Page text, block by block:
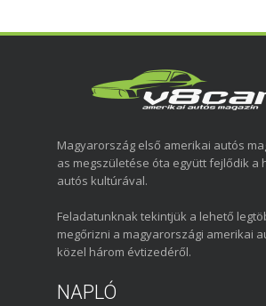
Magyarország első amerikai autós
as megszületése óta együtt fejlődik a
autós kultúrával.
Feladatunknak tekintjük a lehető
megőrizni a magyarországi amerikai
közel három évtizedéről.
NAPLÓ